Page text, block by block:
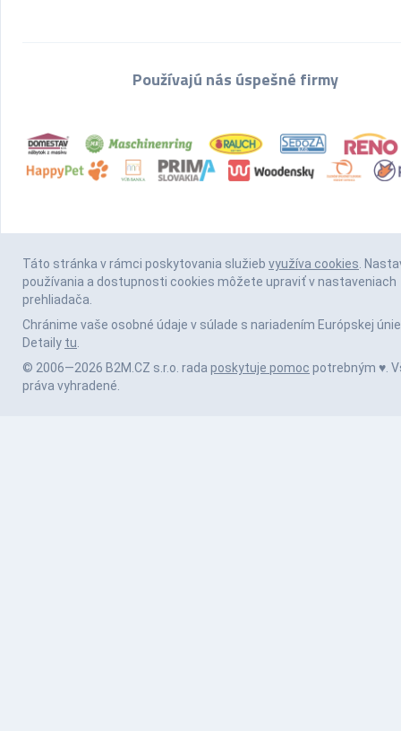
Používajú nás úspešné firmy
Táto stránka v rámci poskytovania služieb využíva cookies .
používania a dostupnosti cookies môžete upraviť v nastaveniach
prehliadača.
Chránime vaše osobné údaje v súlade s nariadením Európskej únie
Detaily tu
© 2006—2026 B2M.CZ s.r.o. rada poskytuje pomoc potrebným ♥️.
práva vyhradené.